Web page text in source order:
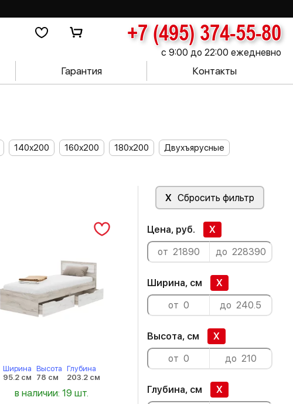
+7 (495) 374-55-80
с 9:00 до 22:00 ежедневно
Гарантия Контакты
140х200 160х200 180х200
Двухъярусные
Ширина
95.2 см
Высота
78 см
Глубина
203.2 см
в наличии: 19 шт.
X Сбросить фильтр
Цена, руб. X
Ширина, см X
Высота, см X
Глубина, см X